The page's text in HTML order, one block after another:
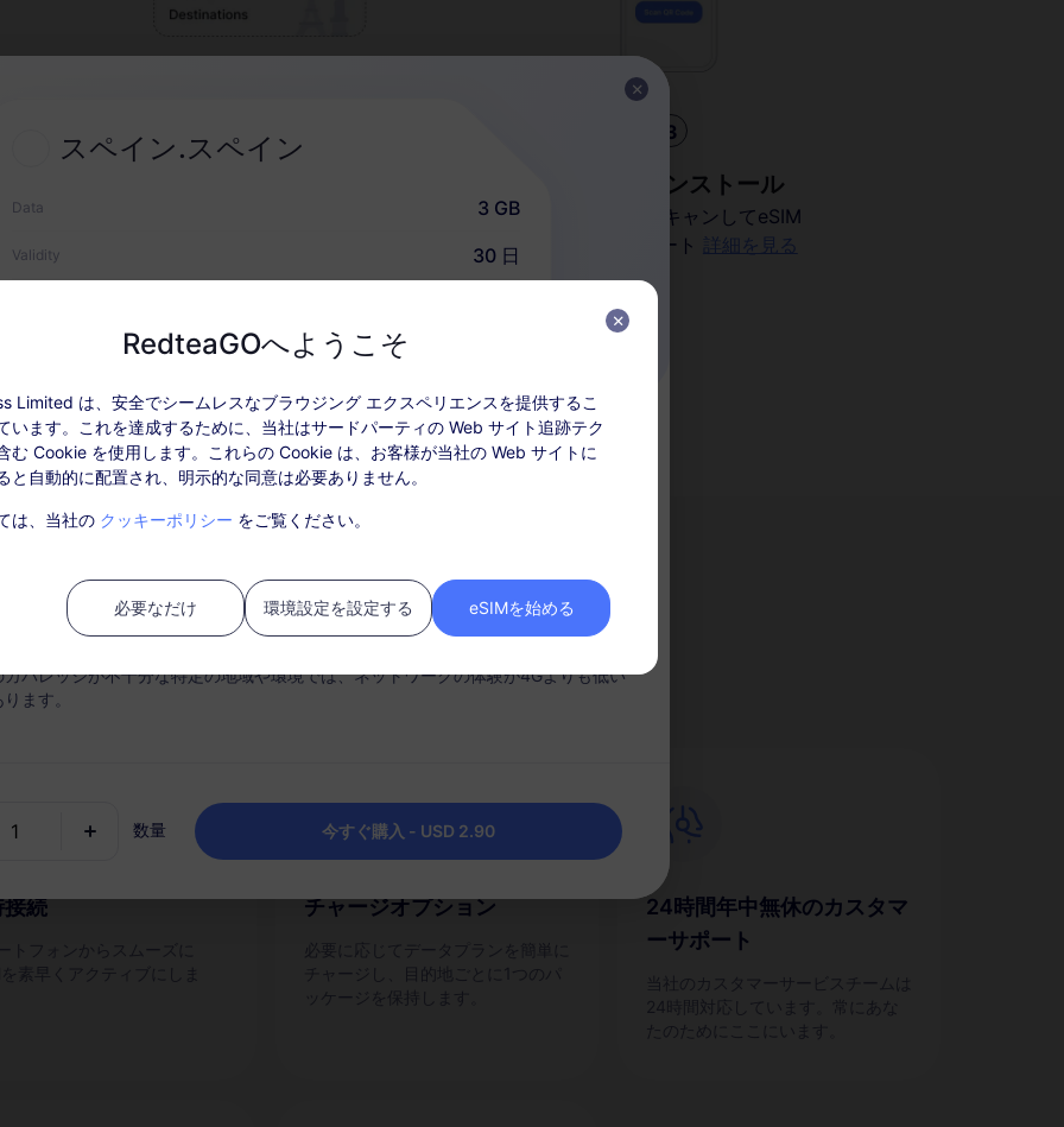
2 3
eSIMをインストール
QRコードをスキャンしてeSIM
をアクティベート
詳細を見る
RedteaGO eSIMなのか？
続 チャージオプション
24時間年中無休のカスタマ
ーサポート
スペイン.スペイン
Data 3 GB
Validity 30 日
タ情報 カバレッジとネットワーク ユーザーレビュー
パッケージを有効化後、「注文履歴」でチャージしてください。
ベートされない期限切れのパッケージは利用できず、返金対象とはなりません。
パッケージのデータ使用量がなくなると、サービスは中断されます。
バレッジが不十分な特定の地域や環境では、ネットワークの体験が4Gよりも低い
ます。
数量 今すぐ購入 - USD 2.90
RedteaGOへようこそ
Limited は、安全でシームレスなブラウジング エクスペリエンスを提供するこ
います。これを達成するために、当社はサードパーティの Web サイト追跡テク
む Cookie を使用します。これらの Cookie は、お客様が当社の Web サイトに
と自動的に配置され、明示的な同意は必要ありません。
は、当社の クッキーポリシー をご覧ください。
必要なだけ 環境設定を設定する eSIMを始める